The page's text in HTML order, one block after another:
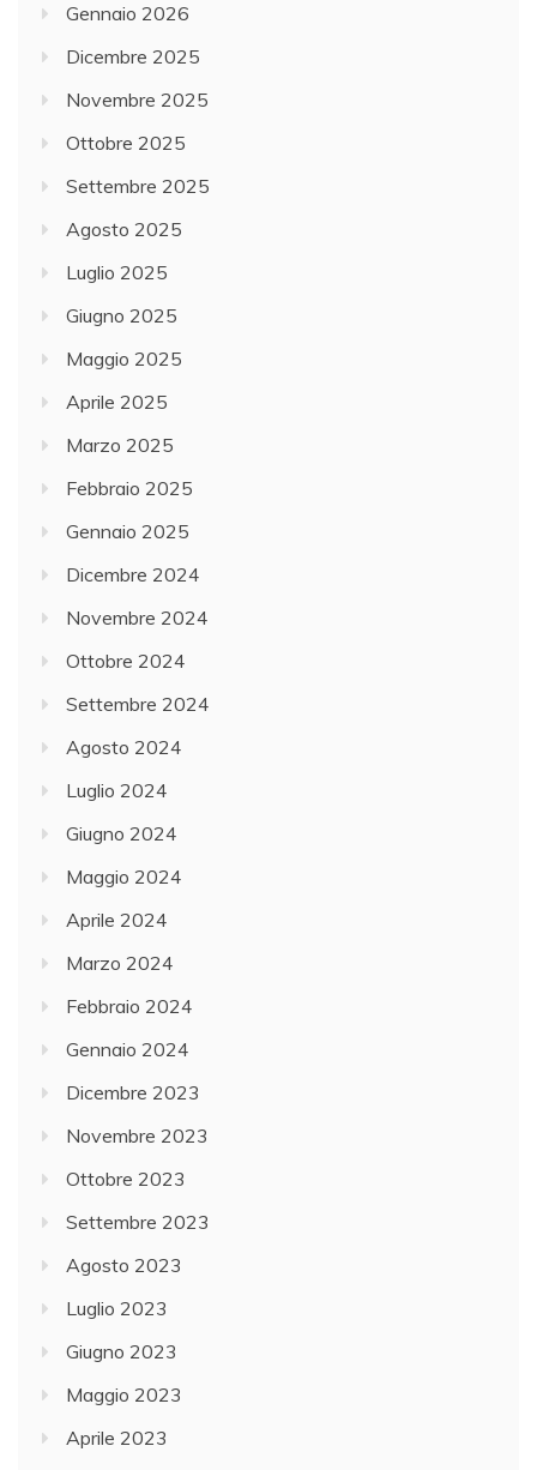
Gennaio 2026
Dicembre 2025
Novembre 2025
Ottobre 2025
Settembre 2025
Agosto 2025
Luglio 2025
Giugno 2025
Maggio 2025
Aprile 2025
Marzo 2025
Febbraio 2025
Gennaio 2025
Dicembre 2024
Novembre 2024
Ottobre 2024
Settembre 2024
Agosto 2024
Luglio 2024
Giugno 2024
Maggio 2024
Aprile 2024
Marzo 2024
Febbraio 2024
Gennaio 2024
Dicembre 2023
Novembre 2023
Ottobre 2023
Settembre 2023
Agosto 2023
Luglio 2023
Giugno 2023
Maggio 2023
Aprile 2023